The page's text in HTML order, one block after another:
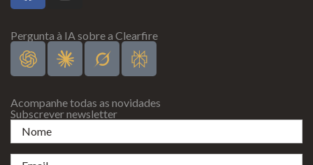
Pergunta à IA sobre a Clearfire
Acompanhe todas as novidades
Subscrever newsletter